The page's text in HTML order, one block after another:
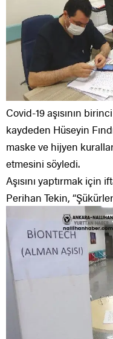
Covid-19 aşısının
kaydeden Hüseyin
maske ve hijyen
etmesini söyledi.
Aşısını yaptırmak
Perihan Tekin, “Şükürler